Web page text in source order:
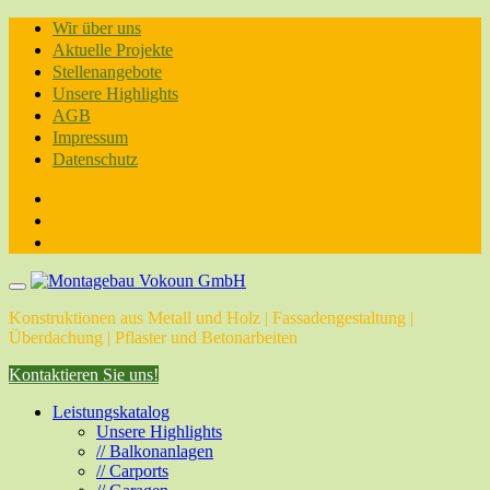
Skip
content
Wir über uns
Aktuelle Projekte
Stellenangebote
Unsere Highlights
AGB
Impressum
Datenschutz
Konstruktionen aus Metall und Holz | Fassadengestaltung |
Überdachung | Pflaster und Betonarbeiten
Kontaktieren Sie uns!
Leistungskatalog
Unsere Highlights
// Balkonanlagen
// Carports